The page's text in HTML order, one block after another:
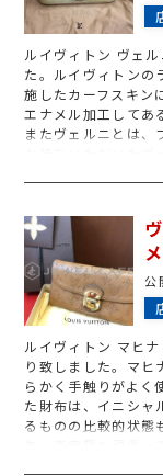
ルイヴィトン ヴェ
た。ルイヴィトンの
施したカーフスキン
エナメル加工してあ
またヴェルニとは、
お持ちいただいた
ったと仰せでエナ
であればどのような
わせください。
公
ルイヴィトン マヒ
り致しました。マヒ
らかく手触りがよく
た財布は、イニシャ
るものの比較的状態
為、査定額も頑張
ィトンは、高額買